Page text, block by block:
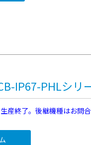
IP67-PHLシリ
産終了。後継機種はお問